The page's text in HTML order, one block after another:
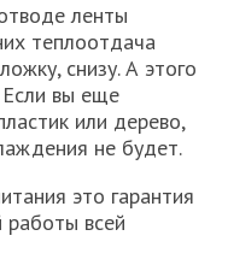
ленты
теплоотдача
снизу. А этого
Если вы еще
или дерево,
не будет.
это гарантия
работы всей